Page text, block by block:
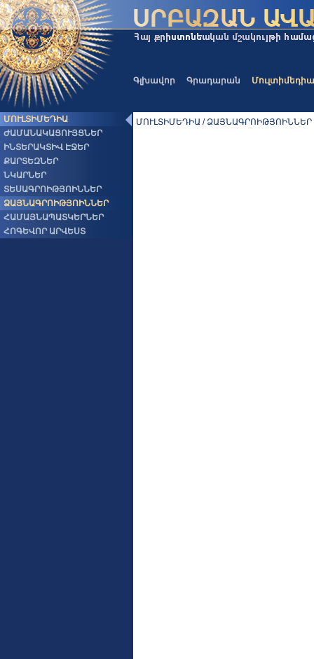
Գլխավոր Գրադարան Մուլտիմեդիա
ՄՈՒԼՏԻՄԵԴԻԱ
ԺԱՄԱՆԱԿԱՑՈՒՅՑՆԵՐ
ԻՆՏԵՐԱԿՏԻՎ ԷՋԵՐ
ՔԱՐՏԵԶՆԵՐ
ՆԿԱՐՆԵՐ
ՏԵՍԱԳՐՈԻԹՅՈԻՆՆԵՐ
ՁԱՅՆԱԳՐՈԻԹՅՈԻՆՆԵՐ
ՀԱՄԱՅՆԱՊԱՏԿԵՐՆԵՐ
ՀՈԳԵՎՈՐ ԱՐՎԵՍՏ
ՄՈՒԼՏԻՄԵԴԻԱ / ՁԱՅՆԱԳՐՈԻԹՅՈԻՆՆԵՐ